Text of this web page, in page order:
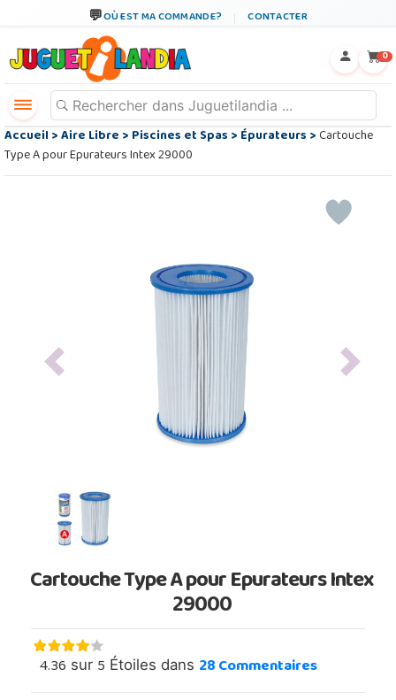
OÙ EST MA COMMANDE? CONTACTER
0
Accueil>Aire Libre>Piscines et Spas>Épurateurs>Cartouche
Type A pour Epurateurs Intex 29000
Previous Next
Cartouche Type A pour Epurateurs Intex
29000
4.36 sur 5 Étoiles dans 28Commentaires